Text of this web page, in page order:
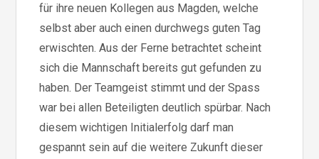
für ihre neuen Kollegen aus Magden, welche
selbst aber auch einen durchwegs guten Tag
erwischten. Aus der Ferne betrachtet scheint
sich die Mannschaft bereits gut gefunden zu
haben. Der Teamgeist stimmt und der Spass
war bei allen Beteiligten deutlich spürbar. Nach
diesem wichtigen Initialerfolg darf man
gespannt sein auf die weitere Zukunft dieser